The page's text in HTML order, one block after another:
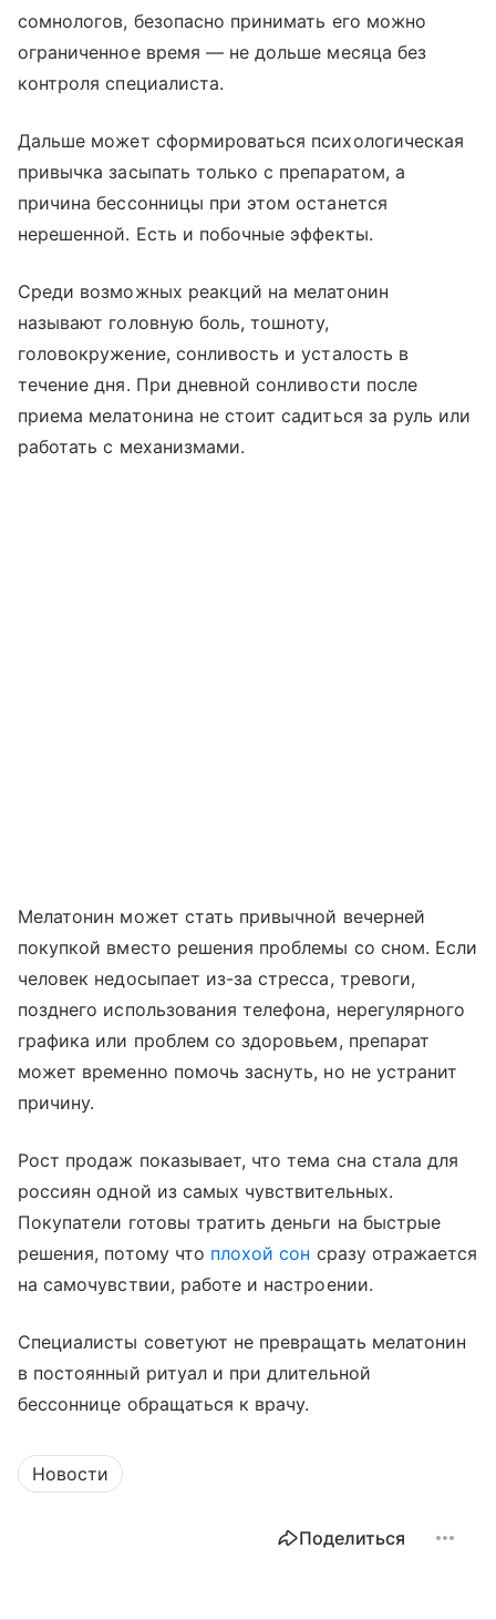
сомнологов, безопасно принимать его можно
ограниченное время — не дольше месяца без
контроля специалиста.
Дальше может сформироваться психологическая
привычка засыпать только с препаратом, а
причина бессонницы при этом останется
нерешенной. Есть и побочные эффекты.
Среди возможных реакций на мелатонин
называют головную боль, тошноту,
головокружение, сонливость и усталость в
течение дня. При дневной сонливости после
приема мелатонина не стоит садиться за руль или
работать с механизмами.
Мелатонин может стать привычной вечерней
покупкой вместо решения проблемы со сном. Если
человек недосыпает из-за стресса, тревоги,
позднего использования телефона, нерегулярного
графика или проблем со здоровьем, препарат
может временно помочь заснуть, но не устранит
причину.
Рост продаж показывает, что тема сна стала для
россиян одной из самых чувствительных.
Покупатели готовы тратить деньги на быстрые
решения, потому что плохой сон сразу отражается
на самочувствии, работе и настроении.
Специалисты советуют не превращать мелатонин
в постоянный ритуал и при длительной
бессоннице обращаться к врачу.
Новости
Поделиться